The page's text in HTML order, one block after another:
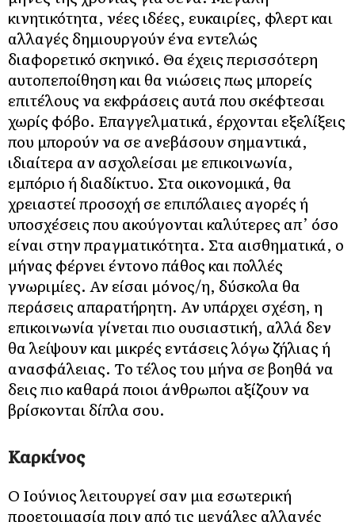
κινητικότητα, νέες ιδέες, ευκαιρίες, φλερτ και
αλλαγές δημιουργούν ένα εντελώς
διαφορετικό σκηνικό. Θα έχεις περισσότερη
αυτοπεποίθηση και θα νιώσεις πως μπορείς
επιτέλους να εκφράσεις αυτά που σκέφτεσαι
χωρίς φόβο. Επαγγελματικά, έρχονται εξελίξεις
που μπορούν να σε ανεβάσουν σημαντικά,
ιδιαίτερα αν ασχολείσαι με επικοινωνία,
εμπόριο ή διαδίκτυο. Στα οικονομικά, θα
χρειαστεί προσοχή σε επιπόλαιες αγορές ή
υποσχέσεις που ακούγονται καλύτερες απ’ όσο
είναι στην πραγματικότητα. Στα αισθηματικά, ο
μήνας φέρνει έντονο πάθος και πολλές
γνωριμίες. Αν είσαι μόνος/η, δύσκολα θα
περάσεις απαρατήρητη. Αν υπάρχει σχέση, η
επικοινωνία γίνεται πιο ουσιαστική, αλλά δεν
θα λείψουν και μικρές εντάσεις λόγω ζήλιας ή
ανασφάλειας. Το τέλος του μήνα σε βοηθά να
δεις πιο καθαρά ποιοι άνθρωποι αξίζουν να
βρίσκονται δίπλα σου.
Καρκίνος
Ο Ιούνιος λειτουργεί σαν μια εσωτερική
προετοιμασία πριν από τις μεγάλες αλλαγές